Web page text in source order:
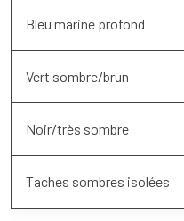
Bleu marine profond
Vert sombre/brun
Noir/très sombre
Taches sombres isolées